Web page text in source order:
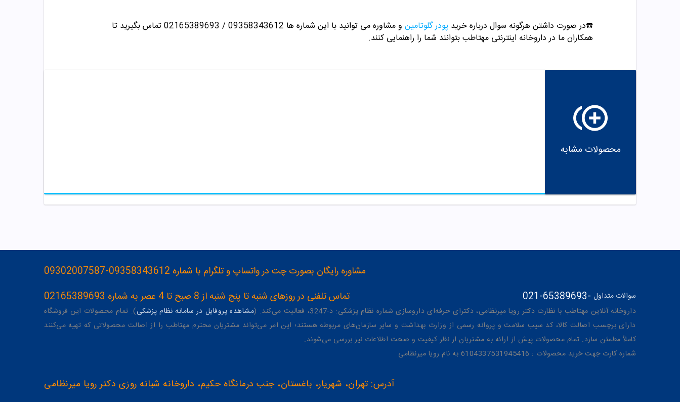
☎️در صورت داشتن هرگونه سوال درباره خرید پودر گلوتامین و مشاوره می توانید با این شماره ها 09358343612 / 02165389693
تماس بگیرید تا
همکاران ما در داروخانه اینترنتی مهتاطب بتوانند شما را راهنمایی کنند.
محصولات مشابه
مشاوره رایگان بصورت چت در واتساپ و تلگرام با شماره 09358343612-09302007587
تماس تلفنی در روزهای شنبه تا پنج شنبه از 8 صبح تا 4 عصر به شماره 02165389693
021-65389693 سوالات متداول -
داروخانه آنلاین مهتاطب با نظارت دکتر رویا میرنظامی، دکترای حرفه‌ای داروسازی شماره نظام پزشکی: د-3247، فعالیت می‌کند. ( مشاهده پروفایل در سامانه نظام پزشکی). تمام محصولات این فروشگاه
دارای برچسب اصالت کالا، کد سیب سلامت و پروانه رسمی از وزارت بهداشت و سایر سازمان‌های مربوطه هستند؛ این امر می‌تواند مشتریان محترم مهتاطب را از اصالت محصولاتی که تهیه می‌کنند
کاملاً مطمئن سازد. تمام محصولات پیش از ارائه به مشتریان از نظر کیفیت و صحت اطلاعات نیز بررسی می‌شوند.
شماره کارت جهت خرید محصولات : 6104337531945416 به نام رویا میرنظامی
آدرس: تهران، شهریار، باغستان، جنب درمانگاه حکیم، داروخانه شبانه روزی دکتر رویا میرنظامی